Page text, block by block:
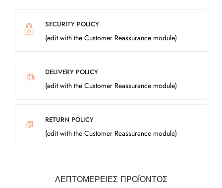
SECURITY POLICY
(edit with the Customer Reassurance module)
DELIVERY POLICY
(edit with the Customer Reassurance module)
RETURN POLICY
(edit with the Customer Reassurance module)
ΛΕΠΤΟΜΈΡΕΙΕΣ ΠΡΟΪΌΝΤΟΣ